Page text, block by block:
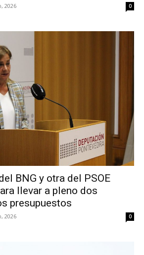
2026 0
BNG y otra del PSOE
llevar a pleno dos
presupuestos
2026 0